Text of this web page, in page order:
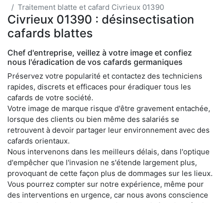
Traitement blatte et cafard Civrieux 01390
Civrieux 01390 : désinsectisation
cafards blattes
Chef d'entreprise, veillez à votre image et confiez
nous l'éradication de vos cafards germaniques
Préservez votre popularité et contactez des techniciens
rapides, discrets et efficaces pour éradiquer tous les
cafards de votre société.
Votre image de marque risque d'être gravement entachée,
lorsque des clients ou bien même des salariés se
retrouvent à devoir partager leur environnement avec des
cafards orientaux.
Nous intervenons dans les meilleurs délais, dans l'optique
d'empêcher que l'invasion ne s'étende largement plus,
provoquant de cette façon plus de dommages sur les lieux.
Vous pourrez compter sur notre expérience, même pour
des interventions en urgence, car nous avons conscience